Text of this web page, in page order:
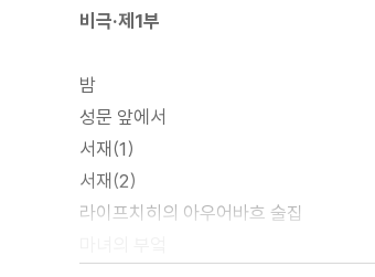
비극·제1부
밤
성문 앞에서
서재(1)
서재(2)
라이프치히의 아우어바흐 술집